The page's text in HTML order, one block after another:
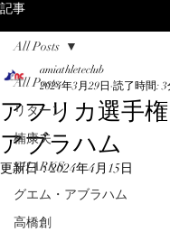
記事
All Posts
リターン
楠康夫
SHARKS
グエム・アブラハム
高橋創
All Posts
アフリカ選手
アブラハム
amiathleteclub
2024年3月29日 読了時間: 3
更新日：2024年4月15日